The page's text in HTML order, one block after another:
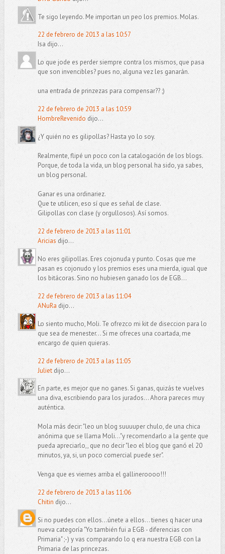
Te sigo leyendo. Me importan un peo los premios. Molas.
22 de febrero de 2013 a las 10:57
Isa dijo...
Lo que jode es perder siempre contra los mismos, que pasa
que son invencibles? pues no, alguna vez les ganarán.
una entrada de prinzezas para compensar?? ;)
22 de febrero de 2013 a las 10:59
HombreRevenido dijo...
¿Y quién no es gilipollas? Hasta yo lo soy.
Realmente, flipé un poco con la catalogación de los blogs.
Porque, de toda la vida, un blog personal ha sido, ya sabes,
un blog personal.
Ganar es una ordinariez.
Que te utilicen, eso sí que es señal de clase.
Gilipollas con clase (y orgullosos). Así somos.
22 de febrero de 2013 a las 11:01
Aricias dijo...
No eres gilipollas. Eres cojonuda y punto. Cosas que me
pasan es cojonudo y los premios eses una mierda, igual que
los bitácoras. Sino no hubiesen ganado los de EGB...
22 de febrero de 2013 a las 11:04
ANuRa dijo...
Lo siento mucho, Moli. Te ofrezco mi kit de diseccion para lo
que sea de menester... Si me ofreces una coartada, me
encargo de quien quieras.
22 de febrero de 2013 a las 11:05
Julietdijo...
En parte, es mejor que no ganes. Si ganas, quizás te vuelves
una diva, escribiendo para los jurados... Ahora pareces muy
auténtica.
Mola más decir: "leo un blog suuuuper chulo, de una chica
anónima que se llama Moli..."y recomendarlo a la gente que
pueda apreciarlo,, que no decir "leo el blog que ganó el 20
minutos, ya, si, un poco comercial puede ser".
Venga que es viernes arriba el gallineroooo!!!
22 de febrero de 2013 a las 11:06
Chitin dijo...
Si no puedes con ellos...únete a ellos... tienes q hacer una
nueva categoría "Yo también fui a EGB - diferencias con
Primaria" ;-) y vas comparando lo q era nuestra EGB con la
Primaria de las princezas.